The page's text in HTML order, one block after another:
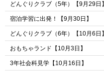
どんぐりクラブ（5年）【9月29日】
宿泊学習に出発！【9月30日】
どんぐりクラブ（6年）【10月6日】
おもちゃランド【10月3日】
3年社会科見学【10月16日】